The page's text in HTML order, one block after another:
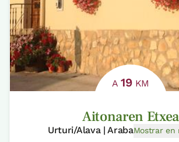
A19KM
Aitonaren Etxea
Urturi/Alava | ArabaMostrar en